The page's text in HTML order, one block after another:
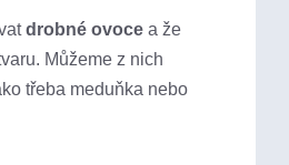
drobné ovoce a že
Můžeme z nich
třeba meduňka nebo